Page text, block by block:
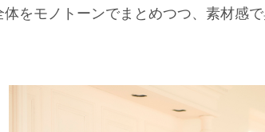
をモノトーンでまとめつつ、素材感